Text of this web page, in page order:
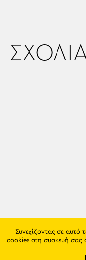
Συνεχίζοντας σε αυτό
cookies στη συσκευή σας